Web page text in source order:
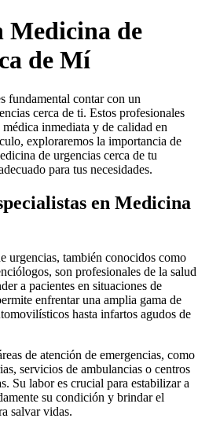
Medicina de
de Mí
fundamental contar con un
cerca de ti. Estos profesionales
inmediata y de calidad en
exploraremos la importancia de
de urgencias cerca de tu
para tus necesidades.
en Medicina
urgencias, también conocidos como
son profesionales de la salud
a pacientes en situaciones de
enfrentar una amplia gama de
hasta infartos agudos de
de atención de emergencias, como
servicios de ambulancias o centros
Su labor es crucial para estabilizar a
su condición y brindar el
salvar vidas.